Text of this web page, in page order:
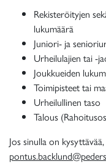
Rekisteröityjen
lukumäärä
Juniori- ja
Urheilulajien tai -
Joukkueiden
Toimipisteet tai
Urheilullinen taso
Talous
Jos sinulla on